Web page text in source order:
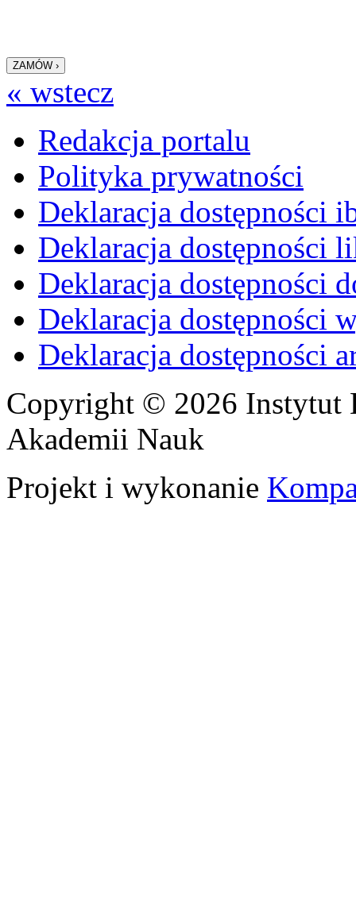
« wstecz
Redakcja portalu
Polityka prywatności
Deklaracja dostępności
Deklaracja dostępności
Deklaracja dostępności
Deklaracja dostępności
Deklaracja dostępności
Copyright © 2026 Instytut
Akademii Nauk
Projekt i wykonanie